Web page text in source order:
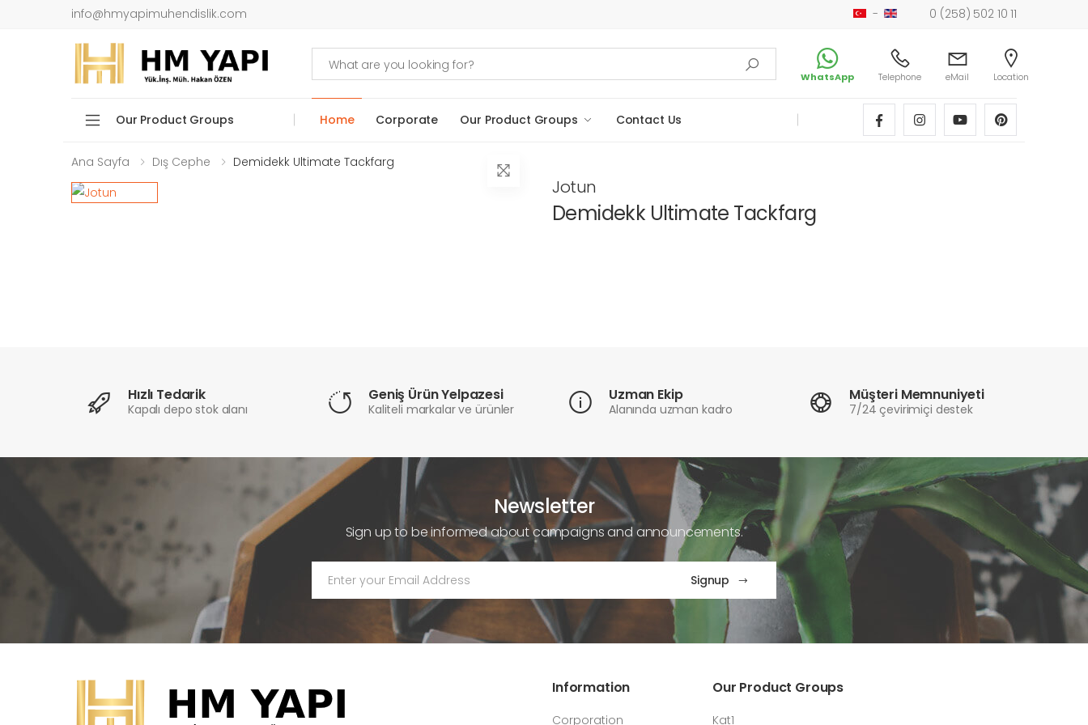
info@hmyapimuhendislik.com - 0 (258) 502 10 11
WhatsApp Telephone eMail Location
Our Product Groups Home Corporate Our Product Groups Contact Us
Ana Sayfa Dış Cephe Demidekk Ultimate Tackfarg
Jotun
Demidekk Ultimate Tackfarg
Hızlı Tedarik
Kapalı depo stok alanı
Geniş Ürün Yelpazesi
Kaliteli markalar ve ürünler
Uzman Ekip
Alanında uzman kadro
Müşteri Memnuniyeti
7/24 çevirimiçi destek
Newsletter
Sign up to be informed about campaigns and announcements.
Signup
Information
Corporation
Our Product Groups
Kat1